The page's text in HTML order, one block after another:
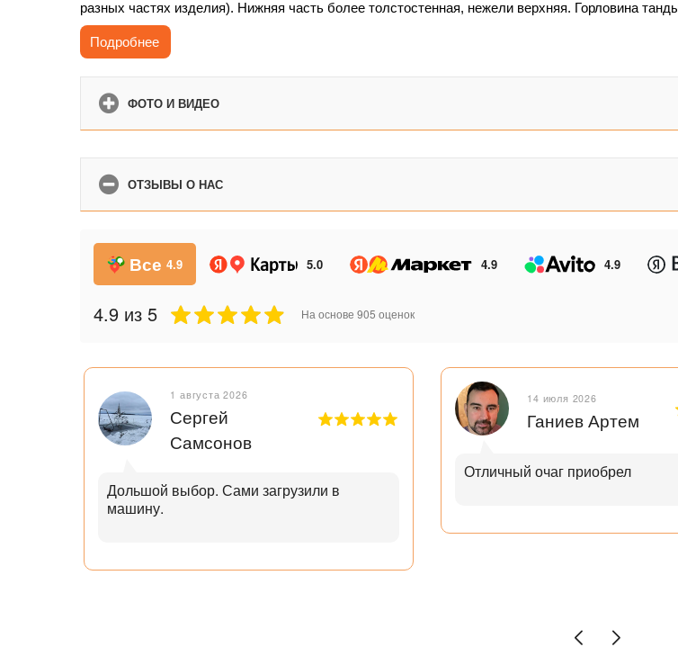
разных частях изделия). Нижняя часть более толстостенная, нежели верхняя. Горловина
сайте указаны максимальные размеры, которых можно достичь при изготовлении изделий.
изготавливаются по такому же принципу.
Подробнее
ФОТО И ВИДЕО
ОТЗЫВЫ О НАС
Все 4.9 5.0 4.9 4.9
4.9из 5 На основе 905 оценок
1 августа 2026
Сергей
Самсонов
Дольшой выбор. Сами загрузили в
машину.
14 июля 2026
Ганиев Артем
Отличный очаг приобрел